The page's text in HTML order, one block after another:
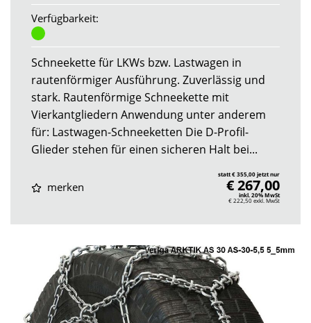
Verfügbarkeit:
Schneekette für LKWs bzw. Lastwagen in
rautenförmiger Ausführung. Zuverlässig und
stark. Rautenförmige Schneekette mit
Vierkantgliedern Anwendung unter anderem
für: Lastwagen-Schneeketten Die D-Profil-
Glieder stehen für einen sicheren Halt bei...
merken
statt € 355,00 jetzt nur
€ 267,00
inkl. 20% MwSt
€ 222,50exkl. MwSt